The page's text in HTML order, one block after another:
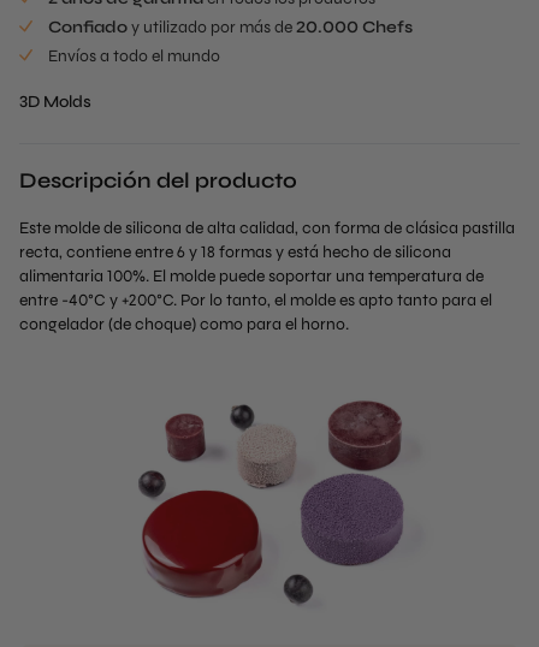
Confiadoy utilizado por más de20.000 Chefs
Envíos a todo el mundo
3D Molds
Descripción del producto
Este molde de silicona de alta calidad, con forma de clásica pastilla
recta, contiene entre 6 y 18 formas y está hecho de silicona
alimentaria 100%. El molde puede soportar una temperatura de
entre -40°C y +200°C. Por lo tanto, el molde es apto tanto para el
congelador (de choque) como para el horno.